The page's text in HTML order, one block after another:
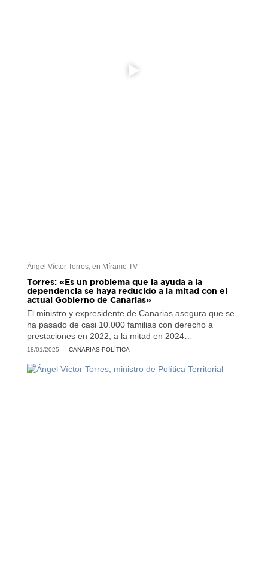
Ángel Víctor Torres, en Mírame TV
Torres: «Es un problema que la ayuda a la
dependencia se haya reducido a la mitad con el
actual Gobierno de Canarias»
El ministro y expresidente de Canarias asegura que se
ha pasado de casi 10.000 familias con derecho a
prestaciones en 2022, a la mitad en 2024…
18/01/2025 CANARIAS·POLÍTICA